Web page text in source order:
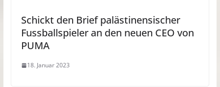
Schickt den Brief palästinensischer
Fussballspieler an den neuen CEO von
PUMA
18. Januar 2023